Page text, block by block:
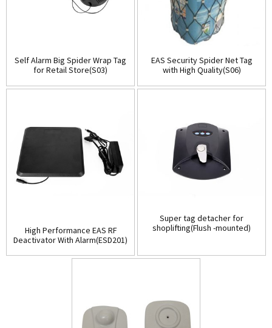
Self Alarm Big Spider Wrap Tag
for Retail Store(S03)
EAS Security Spider Net Tag
with High Quality(S06)
High Performance EAS RF
Deactivator With Alarm(ESD201)
Super tag detacher for
shoplifting(Flush -mounted)